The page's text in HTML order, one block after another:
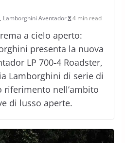
, Lamborghini Aventador 4 min read
a cielo aperto:
presenta la nuova
LP 700-4 Roadster,
Lamborghini di serie di
riferimento nell’ambito
di lusso aperte.